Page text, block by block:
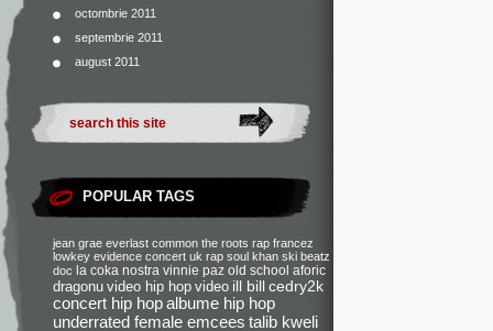
octombrie 2011
septembrie 2011
august 2011
POPULAR TAGS
jean grae everlast common the roots rap francez
lowkey evidence concert uk rap soul khan ski beatz
doc la coka nostra vinnie paz old school aforic
dragonu video hip hop video ill bill cedry2k
concert hip hopalbume hip hop
underrated female emcees talib kweli